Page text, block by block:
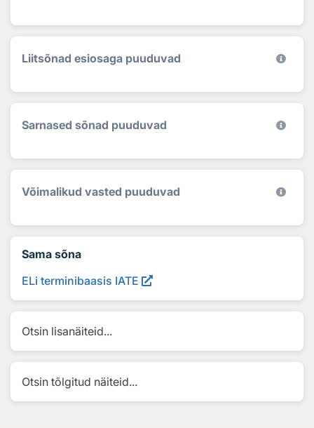
Liitsõnad esiosaga puuduvad
Sarnased sõnad puuduvad
Võimalikud vasted puuduvad
Sama sõna
ELi terminibaasis IATE
Otsin lisanäiteid...
Otsin tõlgitud näiteid...